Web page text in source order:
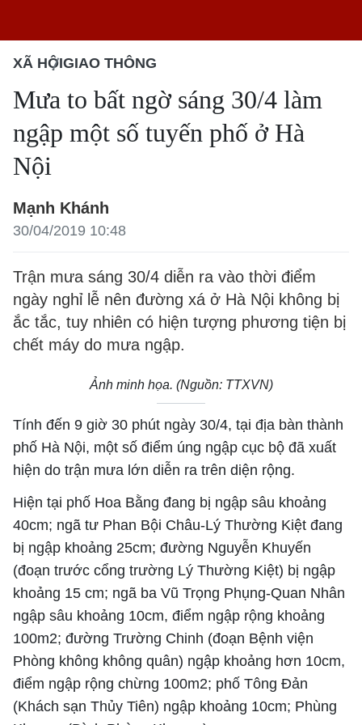
XÃ HỘIGIAO THÔNG
Mưa to bất ngờ sáng 30/4 làm
ngập một số tuyến phố ở Hà
Nội
Mạnh Khánh
30/04/2019 10:48
Trận mưa sáng 30/4 diễn ra vào thời điểm
ngày nghỉ lễ nên đường xá ở Hà Nội không bị
ắc tắc, tuy nhiên có hiện tượng phương tiện bị
chết máy do mưa ngập.
Ảnh minh họa. (Nguồn: TTXVN)
Tính đến 9 giờ 30 phút ngày 30/4, tại địa bàn thành
phố Hà Nội, một số điểm úng ngập cục bộ đã xuất
hiện do trận mưa lớn diễn ra trên diện rộng.
Hiện tại phố Hoa Bằng đang bị ngập sâu khoảng
40cm; ngã tư Phan Bội Châu-Lý Thường Kiệt đang
bị ngập khoảng 25cm; đường Nguyễn Khuyến
(đoạn trước cổng trường Lý Thường Kiệt) bị ngập
khoảng 15 cm; ngã ba Vũ Trọng Phụng-Quan Nhân
ngập sâu khoảng 10cm, điểm ngập rộng khoảng
100m2; đường Trường Chinh (đoạn Bệnh viện
Phòng không không quân) ngập khoảng hơn 10cm,
điểm ngập rộng chừng 100m2; phố Tông Đản
(Khách sạn Thủy Tiên) ngập khoảng 10cm; Phùng